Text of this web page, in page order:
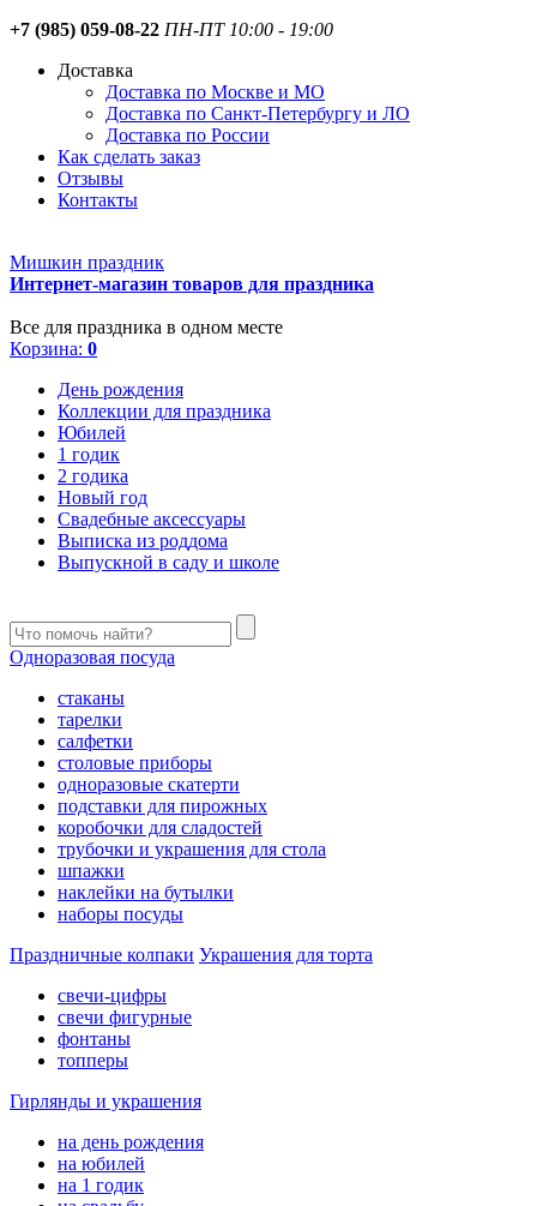
+7 (985) 059-08-22 ПН-ПТ 10:00 - 19:00
Доставка
Доставка по Москве и МО
Доставка по Санкт-Петербургу и ЛО
Доставка по России
Как сделать заказ
Отзывы
Контакты
Мишкин праздник
Интернет-магазин товаров для праздника
Все для праздника в одном месте
Корзина: 0
День рождения
Коллекции для праздника
Юбилей
1 годик
2 годика
Новый год
Свадебные аксессуары
Выписка из роддома
Выпускной в саду и школе
Одноразовая посуда
стаканы
тарелки
салфетки
столовые приборы
одноразовые скатерти
подставки для пирожных
коробочки для сладостей
трубочки и украшения для стола
шпажки
наклейки на бутылки
наборы посуды
Праздничные колпаки Украшения для торта
свечи-цифры
свечи фигурные
фонтаны
топперы
Гирлянды и украшения
на день рождения
на юбилей
на 1 годик